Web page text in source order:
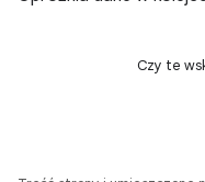
Czy te